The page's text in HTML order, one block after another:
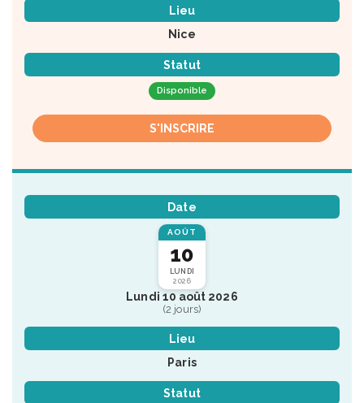
Lieu
Nice
Statut
Disponible
S'INSCRIRE
Date
AOÛT
10
LUNDI
2026
Lundi 10 août 2026
(2 jours)
Lieu
Paris
Statut